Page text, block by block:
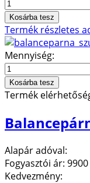
Termék részletes
Mennyiség:
Termék
Alapár adóval:
Fogyasztói ár:
Kedvezmény: